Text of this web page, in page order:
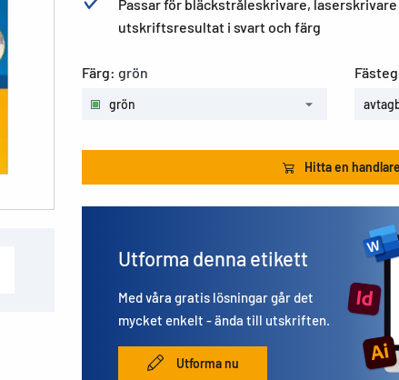
Passar för bläckstråleskrivare,
utskriftsresultat i svart och färg
Färg: grön
grön
Hitta en handlare
Utforma denna etikett
Med våra gratis lösningar går det
mycket enkelt - ända till utskriften.
Utforma nu